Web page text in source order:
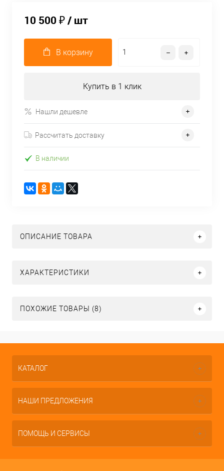
10 500 ₽/ шт
В корзину
Купить в 1 клик
Нашли дешевле
Рассчитать доставку
В наличии
ОПИСАНИЕ ТОВАРА
ХАРАКТЕРИСТИКИ
ПОХОЖИЕ ТОВАРЫ (8)
КАТАЛОГ
НАШИ ПРЕДЛОЖЕНИЯ
ПОМОЩЬ И СЕРВИСЫ